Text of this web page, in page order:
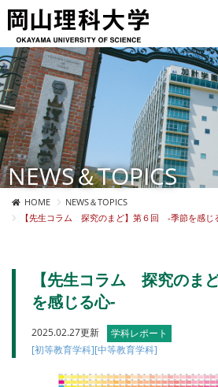
NEWS＆TOPICS
HOME
NEWS＆TOPICS
【先生コラム 探究のまど】第６回 -季節を感じ
【先生コラム 探究のま
を感じる心-
2025.02.27更新
学科レポート
[初等教育学科][中等教育学科]